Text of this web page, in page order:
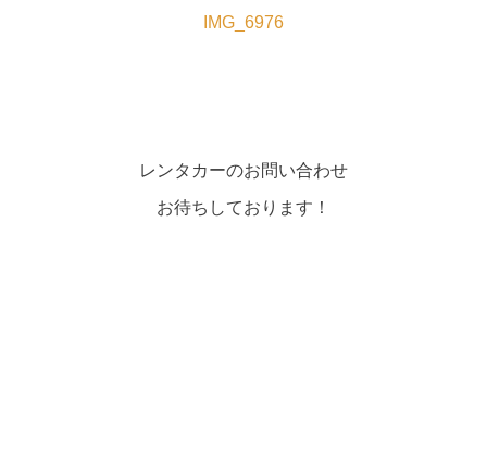
IMG_6976
レンタカーのお問い合わせ
お待ちしております！